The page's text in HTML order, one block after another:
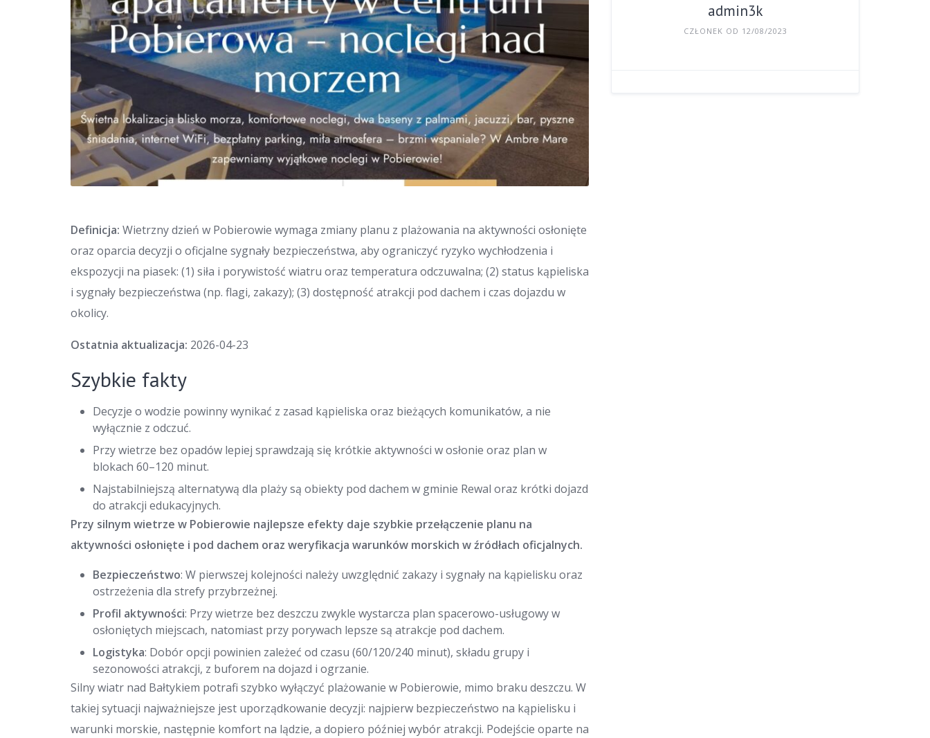
Definicja: Wietrzny dzień w Pobierowie wymaga zmiany planu z plażowania na aktywności osłonięte
oraz oparcia decyzji o oficjalne sygnały bezpieczeństwa, aby ograniczyć ryzyko wychłodzenia i
ekspozycji na piasek: (1) siła i porywistość wiatru oraz temperatura odczuwalna; (2) status kąpieliska
i sygnały bezpieczeństwa (np. flagi, zakazy); (3) dostępność atrakcji pod dachem i czas dojazdu w
okolicy.
Ostatnia aktualizacja: 2026-04-23
Szybkie fakty
Decyzje o wodzie powinny wynikać z zasad kąpieliska oraz bieżących komunikatów, a nie
wyłącznie z odczuć.
Przy wietrze bez opadów lepiej sprawdzają się krótkie aktywności w osłonie oraz plan w
blokach 60–120 minut.
Najstabilniejszą alternatywą dla plaży są obiekty pod dachem w gminie Rewal oraz krótki dojazd
do atrakcji edukacyjnych.
Przy silnym wietrze w Pobierowie najlepsze efekty daje szybkie przełączenie planu na
aktywności osłonięte i pod dachem oraz weryfikacja warunków morskich w źródłach oficjalnych.
Bezpieczeństwo: W pierwszej kolejności należy uwzględnić zakazy i sygnały na kąpielisku oraz
ostrzeżenia dla strefy przybrzeżnej.
Profil aktywności: Przy wietrze bez deszczu zwykle wystarcza plan spacerowo-usługowy w
osłoniętych miejscach, natomiast przy porywach lepsze są atrakcje pod dachem.
Logistyka: Dobór opcji powinien zależeć od czasu (60/120/240 minut), składu grupy i
sezonowości atrakcji, z buforem na dojazd i ogrzanie.
Silny wiatr nad Bałtykiem potrafi szybko wyłączyć plażowanie w Pobierowie, mimo braku deszczu. W
takiej sytuacji najważniejsze jest uporządkowanie decyzji: najpierw bezpieczeństwo na kąpielisku i
warunki morskie, następnie komfort na lądzie, a dopiero później wybór atrakcji. Podejście oparte na
admin3k
CZŁONEK OD 12/08/2023